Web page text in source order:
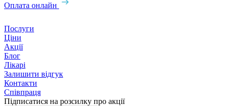
Оплата онлайн
Послуги
Ціни
Акції
Блог
Лікарі
Залишити відгук
Контакти
Співпраця
Підписатися на розсилку про акції